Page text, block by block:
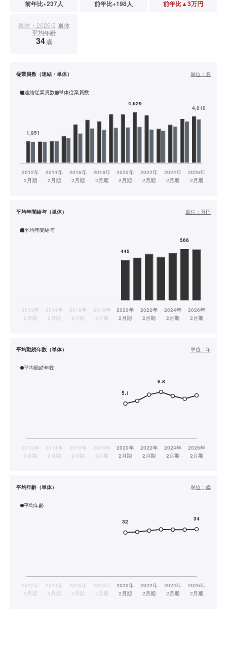
前年比+237人 前年比+198人 前年比▲3万円
単体・2026/2 単体
平均年齢
34歳
従業員数（連結・単体） 単位： 名
連結従業員数 単体従業員数
平均年間給与（単体） 単位： 万円
平均年間給与
平均勤続年数（単体） 単位： 年
平均勤続年数
平均年齢（単体） 単位： 歳
平均年齢